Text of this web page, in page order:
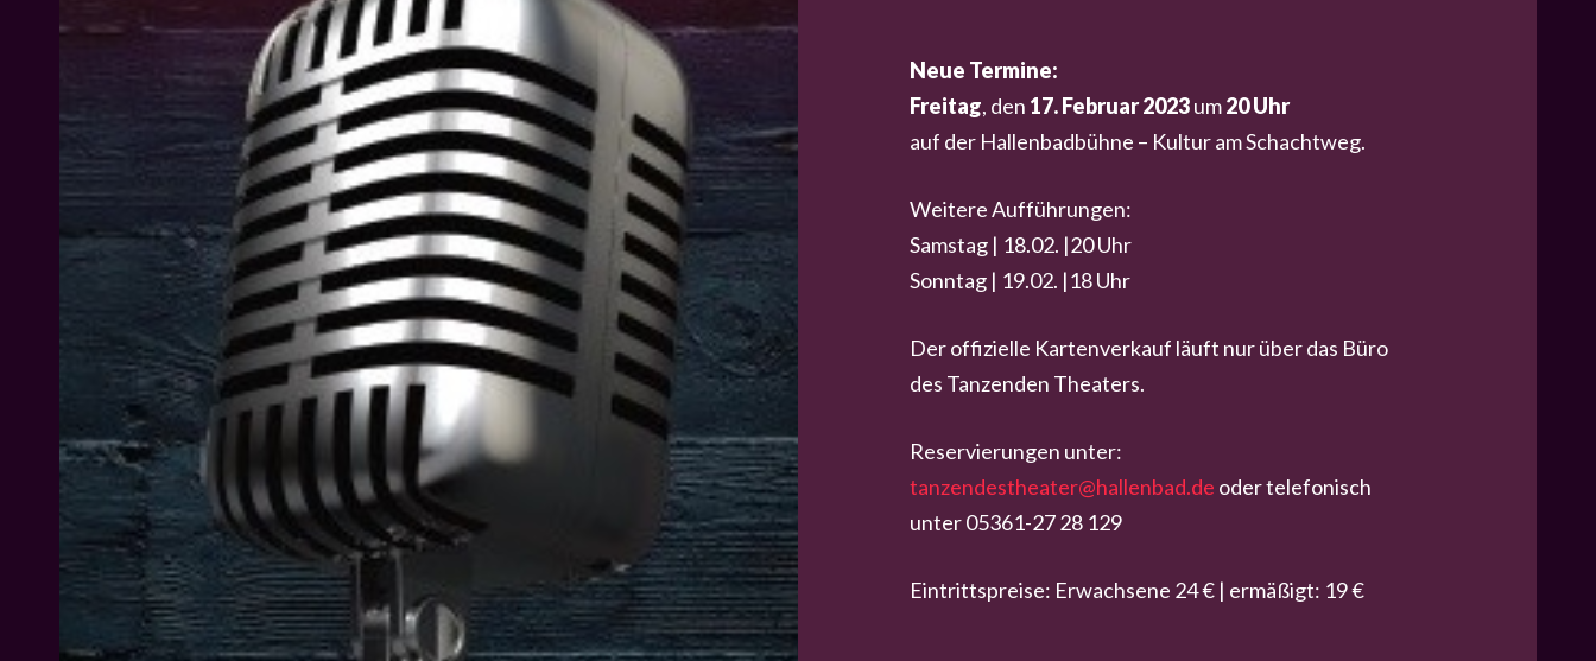
Neue Termine:
Freitag, den 17. Februar 2023um20 Uhr
auf der Hallenbadbühne – Kultur am Schachtweg.
Weitere Aufführungen:
Samstag | 18.02. |20 Uhr
Sonntag | 19.02. |18 Uhr
Der offizielle Kartenverkauf läuft nur über das Büro
des Tanzenden Theaters.
Reservierungen unter:
tanzendestheater@hallenbad.de oder telefonisch
unter 05361-27 28 129
Eintrittspreise: Erwachsene 24 € | ermäßigt: 19 €